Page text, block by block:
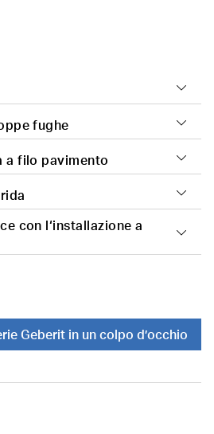
la planimetria della stanza in
efficace, è preferibile evitare
fughe
con piastrelle piccole:
a filo pavimento
con l‘installazione a
Geberit in un colpo d’occhio